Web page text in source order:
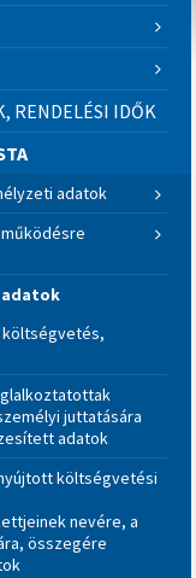
RENDELÉSI IDŐK
adatok
adatok
költségvetés,
juttatására
adatok
költségvetési
nevére, a
összegére